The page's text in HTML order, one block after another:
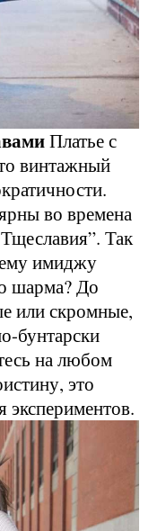
Платье с
винтажный
во времена
Так
имиджу
шарма? До
или скромные,
бунтарски
на любом
это
экспериментов.